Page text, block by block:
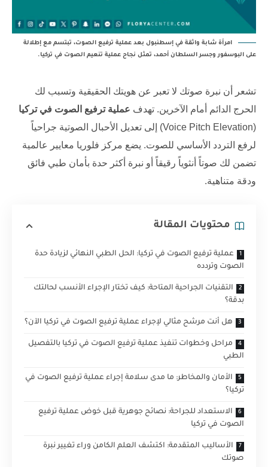
امرأة شابة واثقة في إسطنبول بعد عملية ترفيع الصوت، تبتسم مع إطلالة
على البوسفور وجسر السلطان أحمد، تمثل نجاح عملية تنعيم الصوت في تركيا.
تشعر أن نبرة صوتك لا تعبر عن هويتك الحقيقية وتسبب لك
الحرج الدائم أمام الآخرين. تهدف عملية ترفيع الصوت في تركيا
(Voice Pitch Elevation) إلى تعديل الأحبال الصوتية جراحياً
لرفع التردد الأساسي للصوت. يضع مركز فلوريا معايير عالمية
تضمن لك صوتاً أنثوياً رقيقاً أو نبرة أكثر حدة بأمان طبي فائق
ودقة متناهية.
محتويات المقالة
عملية ترفيع الصوت في تركيا: الحل الطبي النهائي لزيادة حدة
الصوت وتردده
التقنيات الجراحية المتاحة: كيف تختار الإجراء الأنسب لحالتك
بدقة؟
هل أنت مرشح مثالي لإجراء عملية ترفيع الصوت في تركيا الآن؟
مراحل وخطوات تنفيذ عملية ترفيع الصوت في تركيا بالتفصيل
الطبي
الأمان والمخاطر: ما مدى سلامة إجراء عملية ترفيع الصوت في
تركيا؟
الاستعداد للجراحة: نصائح جوهرية قبل خوض عملية ترفيع
الصوت في تركيا
الأساليب المتقدمة: اكتشف العلم الكامن وراء تغيير نبرة
صوتك